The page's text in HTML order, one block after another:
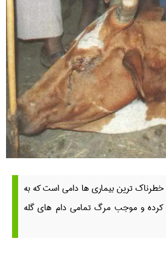
خطرناک ترین بیماری ها دامی است که به
کرده و موجب مرگ تمامی دام های گله